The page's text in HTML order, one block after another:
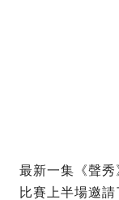
最新一集《聲秀
比賽上半場邀